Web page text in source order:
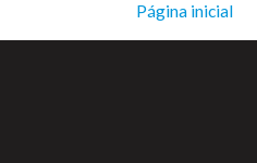
Página inicial